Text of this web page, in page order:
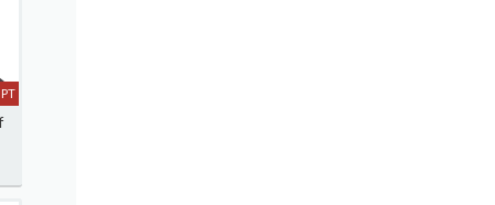
PT